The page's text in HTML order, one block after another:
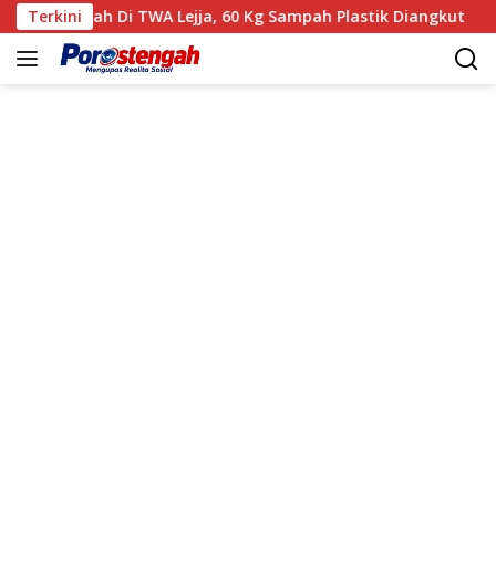
Langsung
ke
konten
Terkini
Sampah Di TWA Lejja, 60 Kg Sampah Plastik Diangkut